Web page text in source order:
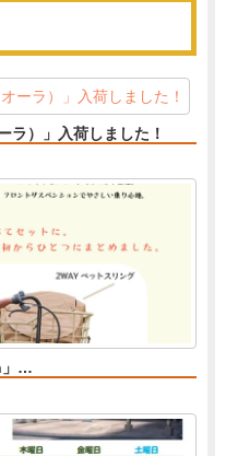
ラ）」入荷しました！
」…